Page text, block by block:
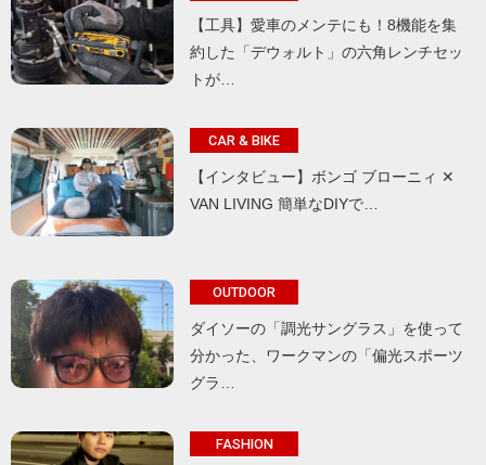
【工具】愛車のメンテにも！8機能を集
約した「デウォルト」の六角レンチセッ
トが…
CAR & BIKE
【インタビュー】ボンゴ ブローニィ ✕
VAN LIVING 簡単なDIYで…
OUTDOOR
ダイソーの「調光サングラス」を使って
分かった、ワークマンの「偏光スポーツ
グラ…
FASHION